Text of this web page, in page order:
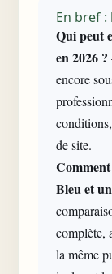
En bref
Qui peut
en 2026 ?
encore
de site.
Bleu et
complète,
la même